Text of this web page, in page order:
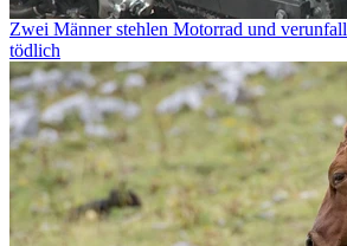
Zwei Männer stehlen Motorrad und
tödlich